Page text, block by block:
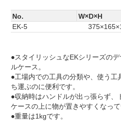
No. W×D×H
EK-5
●スタイリッシュなEKシリーズの
ルケース。
●工場内での工具の分類や、使う
ち運ぶのに便利です。
●収納時はハンドルが出っ張らず
ケースの上に物が置きやすくなって
●重量は1kgです。